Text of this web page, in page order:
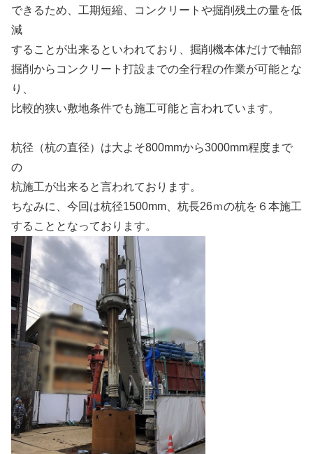
できるため、工期短縮、コンクリートや掘削残土の量を低
減
することが出来るといわれており、掘削機本体だけで軸部
掘削からコンクリート打設までの全行程の作業が可能とな
り、
比較的狭い敷地条件でも施工可能と言われています。
杭径（杭の直径）は大よそ800mmから3000mm程度まで
の
杭施工が出来ると言われております。
ちなみに、今回は杭径1500mm、杭長26ｍの杭を６本施工
することとなっております。